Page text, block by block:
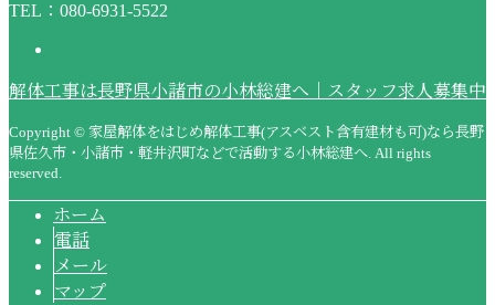
TEL：080-6931-5522
解体工事は長野県小諸市の小林総建へ｜スタッフ求人募集中
Copyright © 家屋解体をはじめ解体工事(アスベスト含有建材も可)なら長野
県佐久市・小諸市・軽井沢町などで活動する小林総建へ. All rights
reserved.
ホーム
電話
メール
マップ